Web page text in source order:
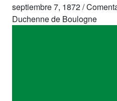
septiembre 7, 1872/
Duchenne de Boulogne